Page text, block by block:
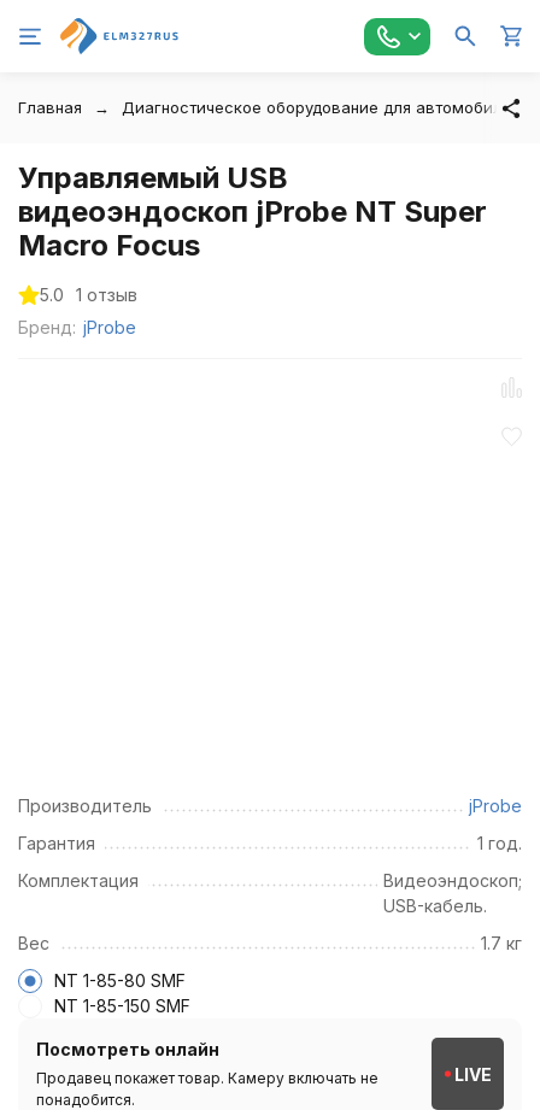
Главная Диагностическое оборудование для автомобилей
Управляемый USB
видеоэндоскоп jProbe NT Super
Macro Focus
5.0
1 отзыв
Бренд: jProbe
Производитель
jProbe
Гарантия
1 год.
Комплектация
Видеоэндоскоп;
USB-кабель.
Вес
1.7 кг
NT 1-85-80 SMF
NT 1-85-150 SMF
Посмотреть онлайн
Продавец покажет товар. Камеру включать не
понадобится.
LIVE